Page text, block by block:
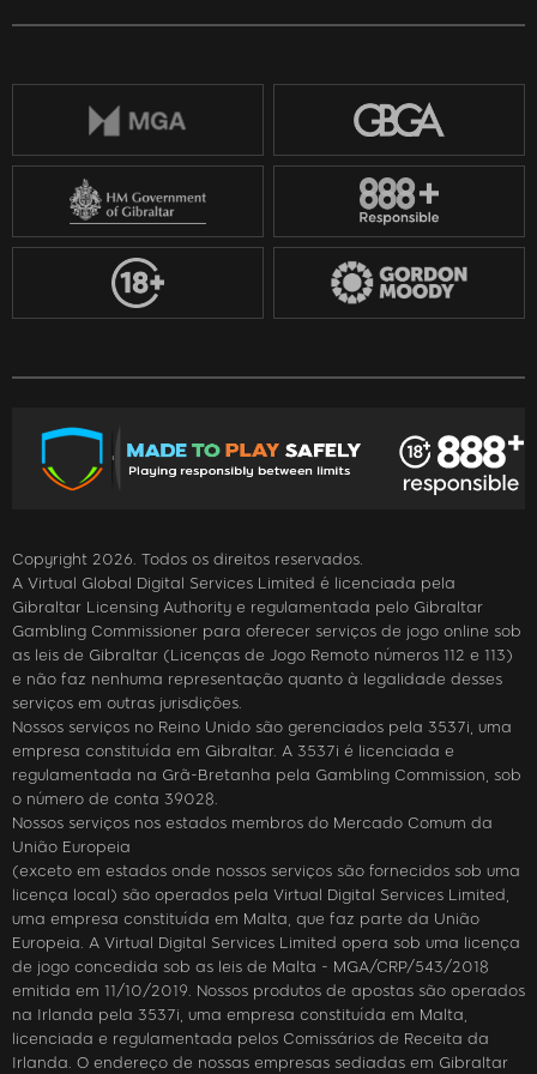
Copyright 2026. Todos os direitos reservados.
A Virtual Global Digital Services Limited é licenciada pela
Gibraltar Licensing Authority e regulamentada pelo Gibraltar
Gambling Commissioner para oferecer serviços de jogo online sob
as leis de Gibraltar (Licenças de Jogo Remoto números 112 e 113)
e não faz nenhuma representação quanto à legalidade desses
serviços em outras jurisdições.
Nossos serviços no Reino Unido são gerenciados pela 3537i, uma
empresa constituída em Gibraltar. A 3537i é licenciada e
regulamentada na Grã-Bretanha pela Gambling Commission, sob
o número de conta 39028.
Nossos serviços nos estados membros do Mercado Comum da
União Europeia
(exceto em estados onde nossos serviços são fornecidos sob uma
licença local) são operados pela Virtual Digital Services Limited,
uma empresa constituída em Malta, que faz parte da União
Europeia. A Virtual Digital Services Limited opera sob uma licença
de jogo concedida sob as leis de Malta - MGA/CRP/543/2018
emitida em 11/10/2019. Nossos produtos de apostas são operados
na Irlanda pela 3537i, uma empresa constituída em Malta,
licenciada e regulamentada pelos Comissários de Receita da
Irlanda. O endereço de nossas empresas sediadas em Gibraltar